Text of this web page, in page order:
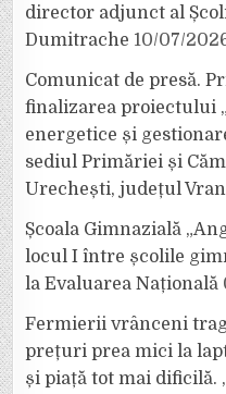
director adjunct al
Dumitrache 10/07/
Comunicat de presă.
finalizarea proiectului
energetice și
sediul Primăriei și
Urechești, județul
Școala Gimnazială
locul I între școlile
la Evaluarea Națională
Fermierii vrânceni
prețuri prea mici la
și piață tot mai dificilă.